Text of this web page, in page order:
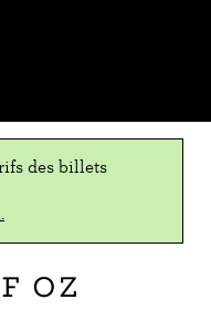
des billets
Oz